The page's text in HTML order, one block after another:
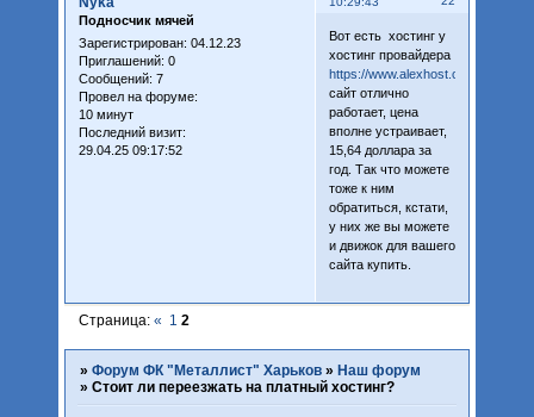
Подносчик мячей
Зарегистрирован: 04.12.23
Приглашений: 0
Сообщений: 7
Провел на форуме:
10 минут
Последний визит:
29.04.25 09:17:52
Вот есть хостинг у
хостинг провайдера
https://www.alexhost.com
сайт отлично
работает, цена
вполне устраивает,
15,64 доллара за
год. Так что можете
тоже к ним
обратиться, кстати,
у них же вы можете
и движок для вашего
сайта купить.
Страница: « 1 2
» Форум ФК "Металлист" Харьков » Наш форум
» Стоит ли переезжать на платный хостинг?